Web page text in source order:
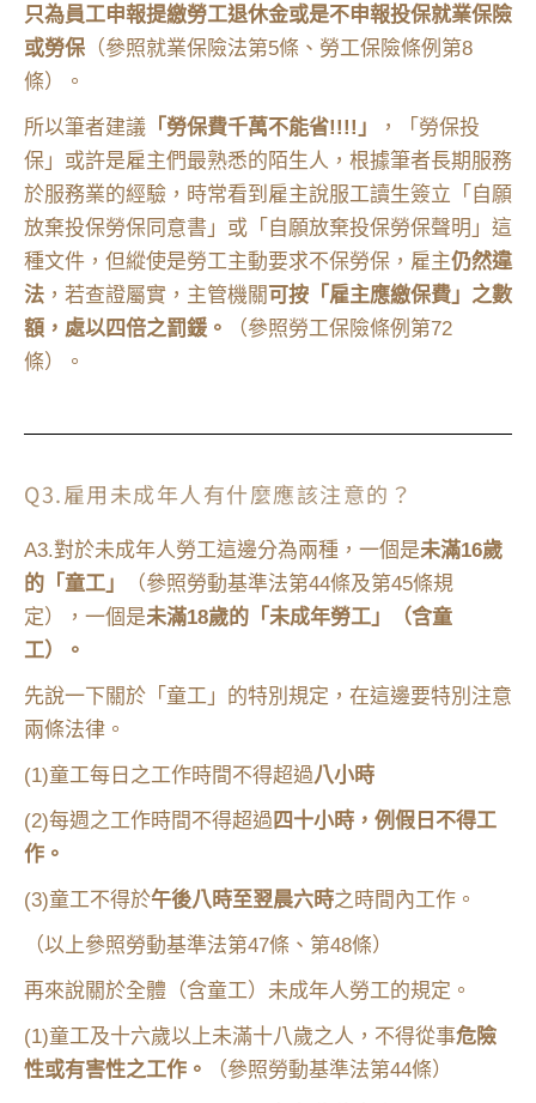
只為員工申報提繳勞工退休金或是不申報投保就業保險
或勞保 （參照就業保險法第5條、勞工保險條例第8
條）。
所以筆者建議 「勞保費千萬不能省!!!!」
，「勞保投
保」或許是雇主們最熟悉的陌生人，根據筆者長期服務
於服務業的經驗，時常看到雇主說服工讀生簽立「自願
放棄投保勞保同意書」或「自願放棄投保勞保聲明」這
種文件，但縱使是勞工主動要求不保勞保，雇主仍然違
法 ，若查證屬實，主管機關 可按「雇主應繳保費」之數
額，處以四倍之罰鍰。
（參照勞工保險條例第72
條）。
Q3.雇用未成年人有什麼應該注意的？
A3.對於未成年人勞工這邊分為兩種，一個是未滿16歲
的「童工」
（參照勞動基準法第44條及第45條規
定），一個是未滿18歲的「未成年勞工」（含童
工）。
先說一下關於「童工」的特別規定，在這邊要特別注意
兩條法律。
(1)童工每日之工作時間不得超過八小時
(2)每週之工作時間不得超過 四十小時，例假日不得工
作。
(3)童工不得於午後八時至翌晨六時之時間內工作。
（以上參照勞動基準法第47條、第48條）
再來說關於全體（含童工）未成年人勞工的規定。
(1)童工及十六歲以上未滿十八歲之人，不得從事危險
性或有害性之工作。
（參照勞動基準法第44條）